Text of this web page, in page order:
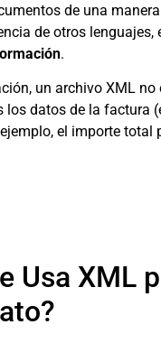
de una
de otros
.
un archivo XML
los datos de la factura
el importe total
Usa XML